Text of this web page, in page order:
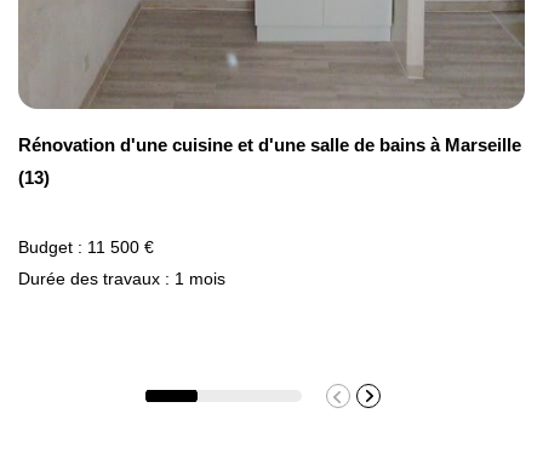
Rénovation d'une cuisine et d'une salle de bains à Marseille
(13)
Budget : 11 500 €
Durée des travaux : 1 mois